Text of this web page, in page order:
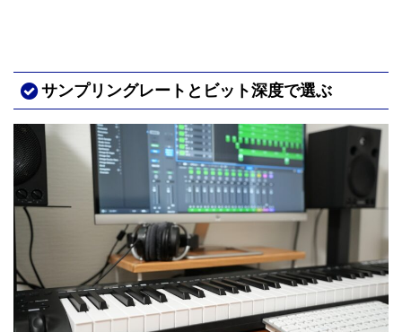
サンプリングレートとビット深度で選ぶ